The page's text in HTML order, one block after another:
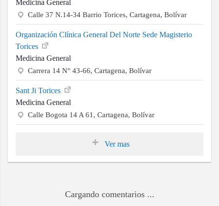
Medicina General
Calle 37 N.14-34 Barrio Torices, Cartagena, Bolívar
Organización Clínica General Del Norte Sede Magisterio
Torices
Medicina General
Carrera 14 N° 43-66, Cartagena, Bolívar
Sant Ji Torices
Medicina General
Calle Bogota 14 A 61, Cartagena, Bolívar
Ver mas
Cargando comentarios ...